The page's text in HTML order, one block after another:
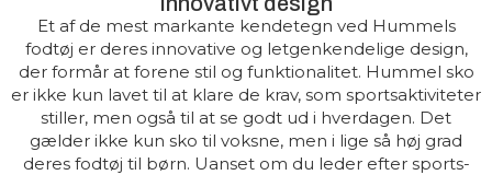
Et af de mest markante kendetegn ved Hummels
fodtøj er deres innovative og letgenkendelige design,
der formår at forene stil og funktionalitet. Hummel sko
er ikke kun lavet til at klare de krav, som sportsaktiviteter
stiller, men også til at se godt ud i hverdagen. Det
gælder ikke kun sko til voksne, men i lige så høj grad
deres fodtøj til børn. Uanset om du leder efter sports-